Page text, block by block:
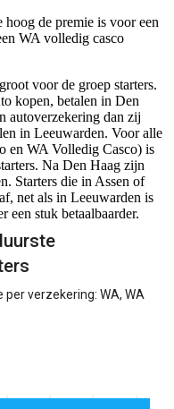
de premie is voor een
WA volledig casco
voor de groep starters.
kopen, betalen in Den
autoverzekering dan zij
in Leeuwarden. Voor alle
en WA Volledig Casco) is
Na Den Haag zijn
Starters die in Assen of
net als in Leeuwarden is
een stuk betaalbaarder.